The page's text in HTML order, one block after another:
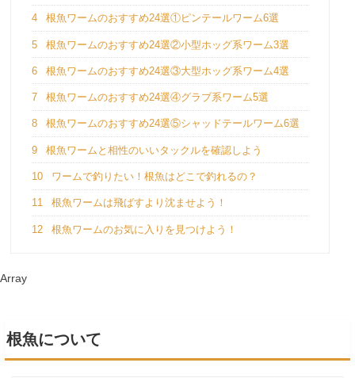
4 根魚ワームのおすすめ24選①ピンテールワーム6選
5 根魚ワームのおすすめ24選②小型ホッグ系ワーム3選
6 根魚ワームのおすすめ24選③大型ホッグ系ワーム4選
7 根魚ワームのおすすめ24選④グラブ系ワーム5選
8 根魚ワームのおすすめ24選⑤シャッドテールワーム6選
9 根魚ワームと相性のいいタックルを確認しよう
10 ワームで釣りたい！根魚はどこで釣れるの？
11 根魚ワームは飛ばすより沈ませよう！
12 根魚ワームのお気に入りを見つけよう！
Array
根魚について